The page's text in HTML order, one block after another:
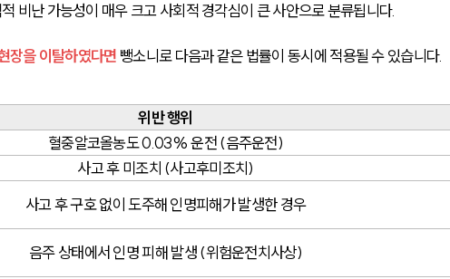
비난 가능성이 매우 크고 사회적 경각심이 큰 사안으로 분류됩니다.
장을 이탈하였다면 뺑소니로 다음과 같은 법률이 동시에 적용될 수 있습니다.
위반 행위
혈중알코올농도 0.03% 운전 (음주운전)
사고 후 미조치 (사고후미조치)
사고 후 구호 없이 도주해 인명피해가 발생한 경우
음주 상태에서 인명 피해 발생 (위험운전치사상)